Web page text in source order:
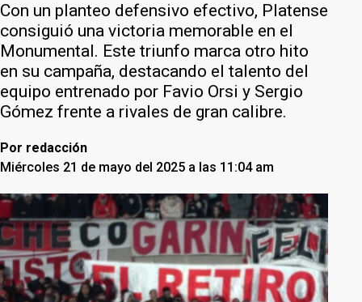
Con un planteo defensivo efectivo, Platense
consiguió una victoria memorable en el
Monumental. Este triunfo marca otro hito
en su campaña, destacando el talento del
equipo entrenado por Favio Orsi y Sergio
Gómez frente a rivales de gran calibre.
Por redacción
Miércoles 21 de mayo del 2025 a las 11:04 am